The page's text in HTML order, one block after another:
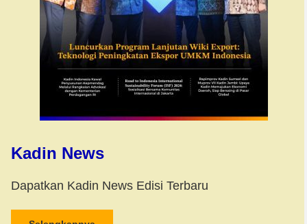
Kadin News
Dapatkan Kadin News Edisi Terbaru